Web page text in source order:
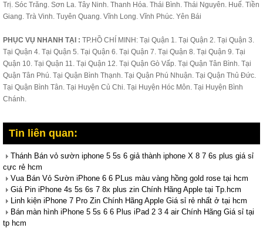
Trị. Sóc Trăng. Sơn La. Tây Ninh. Thanh Hóa. Thái Bình. Thái Nguyên. Huế. Tiền
Giang. Trà Vinh. Tuyên Quang. Vĩnh Long. Vĩnh Phúc. Yên Bái
PHỤC VỤ NHANH TẠI : TP.HỒ CHÍ MINH: Tại Quận 1. Tại Quận 2. Tại Quận 3.
Tại Quận 4. Tại Quận 5. Tại Quận 6. Tại Quận 7. Tại Quận 8. Tại Quận 9. Tại
Quận 10. Tại Quận 11. Tại Quận 12. Tại Quận Gò Vấp. Tại Quận Tân Bình. Tại
Quận Tân Phú. Tại Quận Bình Thạnh. Tại Quận Phú Nhuận. Tại Quận Thủ Đức.
Tại Quận Bình Tân. Tại Huyện Củ Chi. Tại Huyện Hóc Môn. Tại Huyện Bình
Chánh.
Tin liên quan:
Thánh Bán vỏ sườn iphone 5 5s 6 giả thành iphone X 8 7 6s plus giá sỉ
cực rẻ hcm
Vua Bán Vỏ Sườn iPhone 6 6 PLus màu vàng hồng gold rose tại hcm
Giá Pin iPhone 4s 5s 6s 7 8x plus zin Chính Hãng Apple tại Tp.hcm
Linh kiện iPhone 7 Pro Zin Chính Hãng Apple Giá sỉ rẻ nhất ở tại hcm
Bán màn hình iPhone 5 5s 6 6 Plus iPad 2 3 4 air Chính Hãng Giá sỉ tại
tp hcm